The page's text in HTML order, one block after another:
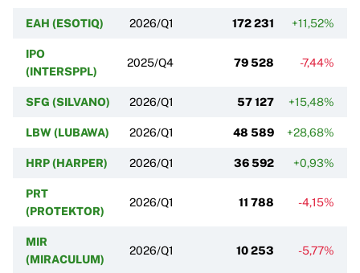
EAH (ESOTIQ) 2026/Q1 172 231 +11,52%
IPO
(INTERSPPL)
2025/Q4 79 528 -7,44%
SFG (SILVANO) 2026/Q1 57 127 +15,48%
LBW (LUBAWA) 2026/Q1 48 589 +28,68%
HRP (HARPER) 2026/Q1 36 592 +0,93%
PRT
(PROTEKTOR)
2026/Q1 11 788 -4,15%
MIR
(MIRACULUM)
2026/Q1 10 253 -5,77%